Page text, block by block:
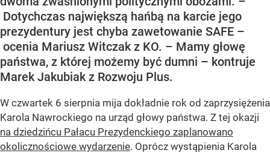
Dotychczas największą hańbą na karcie jego
prezydentury jest chyba zawetowanie SAFE –
ocenia Mariusz Witczak z KO. – Mamy głowę
państwa, z której możemy być dumni – kontruje
Marek Jakubiak z Rozwoju Plus.
W czwartek 6 sierpnia mija dokładnie rok od zaprzysiężenia
Karola Nawrockiego na urząd głowy państwa. Z tej okazji
na dziedzińcu Pałacu Prezydenckiego zaplanowano
okolicznościowe wydarzenie. Oprócz wystąpienia Karola